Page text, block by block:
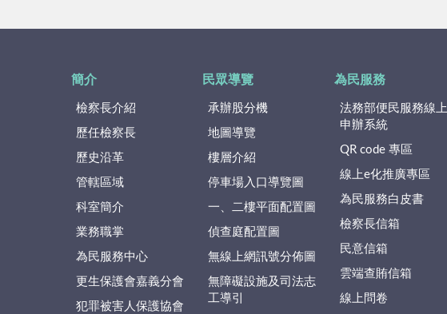
簡介
檢察長介紹
歷任檢察長
歷史沿革
管轄區域
科室簡介
業務職掌
為民服務中心
更生保護會嘉義分會
犯罪被害人保護協會
民眾導覽
承辦股分機
地圖導覽
樓層介紹
停車場入口導覽圖
一、二樓平面配置圖
偵查庭配置圖
無線上網訊號分佈圖
無障礙設施及司法志
工導引
為民服務
法務部便民服務線上
申辦系統
QR code 專區
線上e化推廣專區
為民服務白皮書
檢察長信箱
民意信箱
雲端查賄信箱
線上問卷